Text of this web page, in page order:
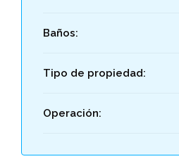
Baños:
Tipo de propiedad:
Operación: